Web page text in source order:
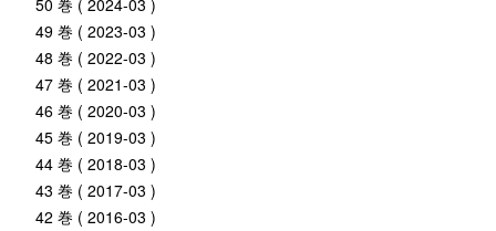
50 巻 ( 2024-03 )
49 巻 ( 2023-03 )
48 巻 ( 2022-03 )
47 巻 ( 2021-03 )
46 巻 ( 2020-03 )
45 巻 ( 2019-03 )
44 巻 ( 2018-03 )
43 巻 ( 2017-03 )
42 巻 ( 2016-03 )